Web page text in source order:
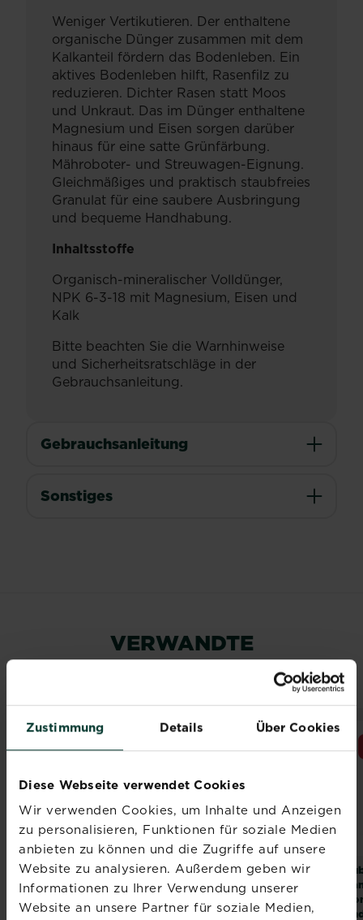
Zustimmung Details Über Cookies
Diese Webseite verwendet Cookies
Wir verwenden Cookies, um Inhalte und Anzeigen
zu personalisieren, Funktionen für soziale Medien
anbieten zu können und die Zugriffe auf unsere
Website zu analysieren. Außerdem geben wir
Informationen zu Ihrer Verwendung unserer
Website an unsere Partner für soziale Medien,
Weniger Vertikutieren. Der enthaltene
organische Dünger zusammen mit dem
Kalkanteil fördern das Bodenleben. Ein
aktives Bodenleben hilft, Rasenfilz zu
reduzieren. Dichter Rasen statt Moos
und Unkraut. Das im Dünger enthaltene
Magnesium und Eisen sorgen darüber
hinaus für eine satte Grünfärbung.
Mähroboter- und Streuwagen-Eignung.
Gleichmäßiges und praktisch staubfreies
Granulat für eine saubere Ausbringung
und bequeme Handhabung.
Inhaltsstoffe
Organisch-mineralischer Volldünger,
NPK 6-3-18 mit Magnesium, Eisen und
Kalk
Bitte beachten Sie die Warnhinweise
und Sicherheitsratschläge in der
Gebrauchsanleitung.
Gebrauchsanleitung
Sonstiges
VERWANDTE
PRODUKTE
SUBSTRAL®Naturen®
Pferdedung
SUBSTRAL®Naturen
Hornspäne
NEUES DESIGN